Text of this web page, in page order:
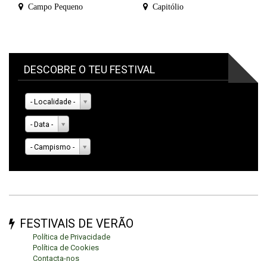
Campo Pequeno Capitólio
DESCOBRE O TEU FESTIVAL
- Localidade -
- Data -
- Campismo -
FESTIVAIS DE VERÃO
Política de Privacidade
Política de Cookies
Contacta-nos